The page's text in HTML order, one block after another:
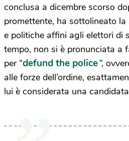
conclusa a dicembre scorso
promettente, ha sottolineato
e politiche affini agli elettori di
tempo, non si è pronunciata a
per “defund the police”,
alle forze dell’ordine,
lui è considerata una